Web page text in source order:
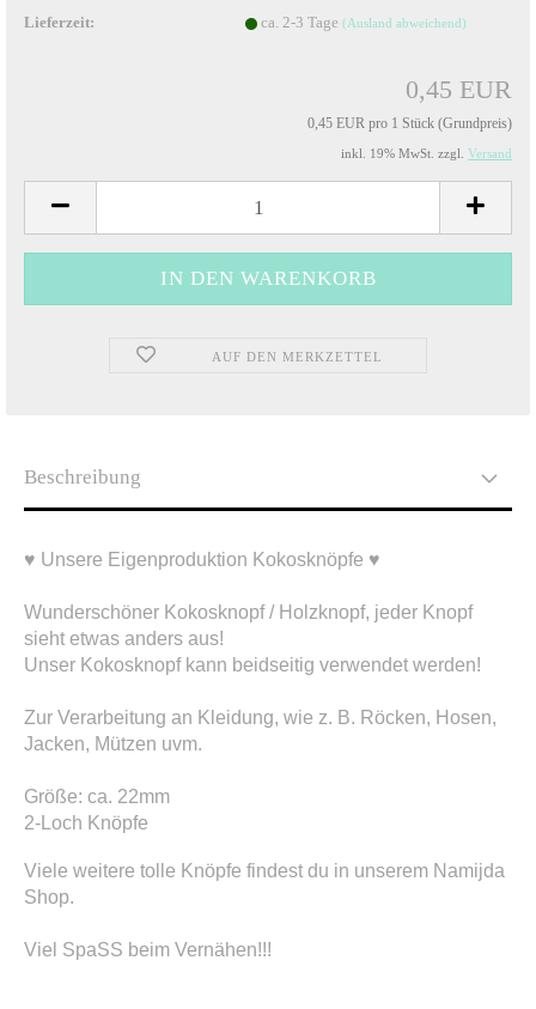
Lieferzeit:
ca. 2-3 Tage (Ausland abweichend)
0,45 EUR
0,45 EUR pro 1 Stück (Grundpreis)
inkl. 19% MwSt. zzgl. Versand
AUF DEN MERKZETTEL
Beschreibung
♥ Unsere Eigenproduktion Kokosknöpfe ♥
Wunderschöner Kokosknopf / Holzknopf, jeder Knopf
sieht etwas anders aus!
Unser Kokosknopf kann beidseitig verwendet werden!
Zur Verarbeitung an Kleidung, wie z. B. Röcken, Hosen,
Jacken, Mützen uvm.
Größe: ca. 22mm
2-Loch Knöpfe
Viele weitere tolle Knöpfe findest du in unserem Namijda
Shop.
Viel SpaSS beim Vernähen!!!